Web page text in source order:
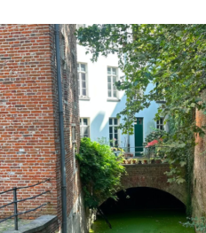
"Saint-Géry : un ancien
un avis de
le viol d’une
à Bruxelles